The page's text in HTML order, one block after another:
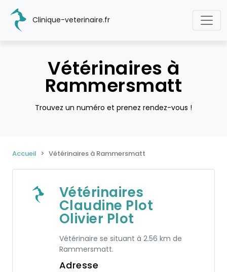
Clinique-veterinaire.fr
Vétérinaires à
Rammersmatt
Trouvez un numéro et prenez rendez-vous !
Accueil Vétérinaires à Rammersmatt
Vétérinaires
Claudine Plot
Olivier Plot
Vétérinaire se situant à 2.56 km de
Rammersmatt.
Adresse